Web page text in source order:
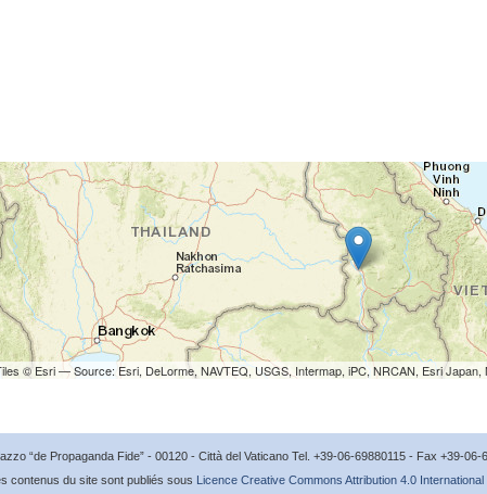
© Esri — Source: Esri, DeLorme, NAVTEQ, USGS, Intermap, iPC, NRCAN, Esri Japan,
“de Propaganda Fide” - 00120 - Città del Vaticano Tel. +39-06-69880115 - Fax +39-06-
contenus du site sont publiés sous Licence Creative Commons Attribution 4.0 International